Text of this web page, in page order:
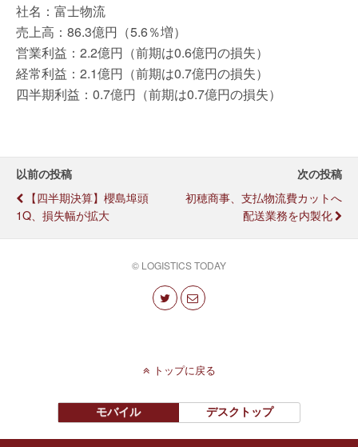
社名：富士物流
売上高：86.3億円（5.6％増）
営業利益：2.2億円（前期は0.6億円の損失）
経常利益：2.1億円（前期は0.7億円の損失）
四半期利益：0.7億円（前期は0.7億円の損失）
以前の投稿
【四半期決算】櫻島埠頭
1Q、損失幅が拡大
次の投稿
初穂商事、支払物流費カットへ
配送業務を内製化
© LOGISTICS TODAY
トップに戻る
モバイル デスクトップ